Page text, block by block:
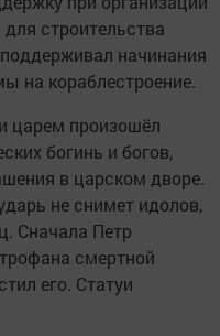
строительства
начинания
на кораблестроение.
произошёл
богинь и богов,
в царском дворе.
не снимет идолов,
Сначала Петр
смертной
его. Статуи